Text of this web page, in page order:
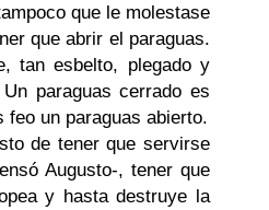
que le molestase
que abrir el paraguas.
tan esbelto, plegado y
paraguas cerrado es
feo un paraguas abierto.
de tener que servirse
Augusto-, tener que
y hasta destruye la